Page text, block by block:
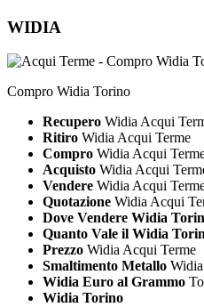
WIDIA
Compro Widia Torino
Recupero Widia Acqui
Ritiro Widia Acqui Terme
Compro Widia Acqui
Acquisto Widia Acqui
Vendere Widia Acqui
Quotazione Widia Acqui
Dove Vendere Widia
Quanto Vale il Widia
Prezzo Widia Acqui Terme
Smaltimento Metallo
Widia Euro al Grammo
Widia Torino